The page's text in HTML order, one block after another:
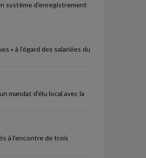
système d'enregistrement
» à l'égard des salariées du
mandat d'élu local avec la
à l'encontre de trois